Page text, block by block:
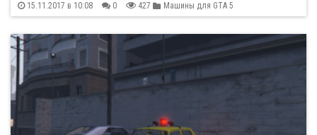
SAAB1
Seat6
Shelby 1
15.11.2017 в 10:08 0 427 Машины для GTA 5